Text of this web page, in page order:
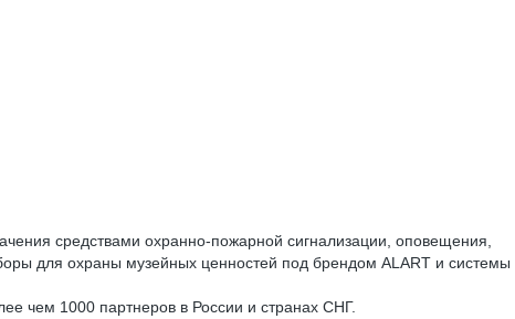
средствами охранно-пожарной сигнализации, оповещения,
для охраны музейных ценностей под брендом ALART и системы
чем 1000 партнеров в России и странах СНГ.